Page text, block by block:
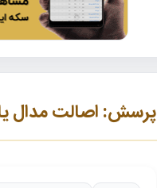
پرسش: اصالت مدال